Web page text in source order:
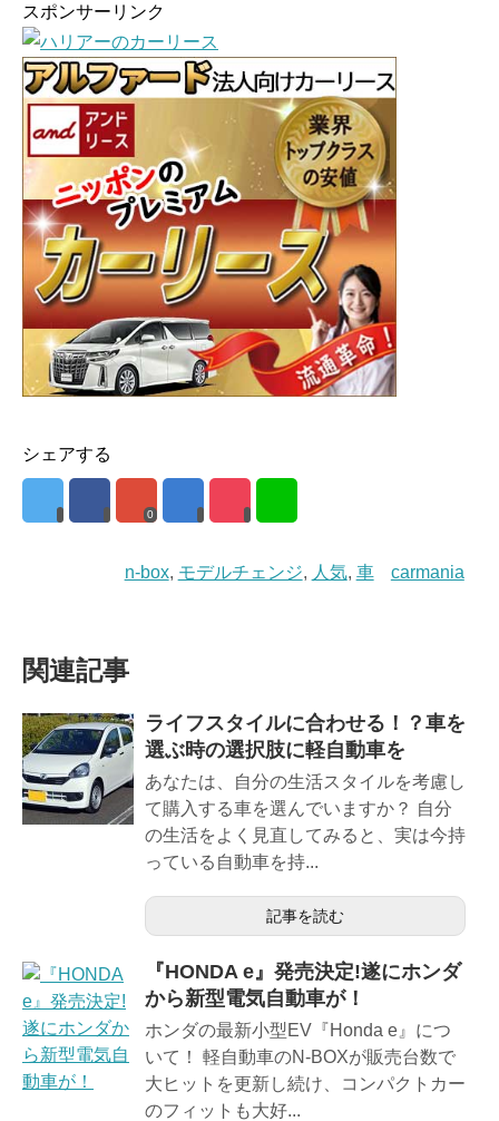
スポンサーリンク
シェアする
0
n-box, モデルチェンジ, 人気, 車 carmania
関連記事
ライフスタイルに合わせる！？車を
選ぶ時の選択肢に軽自動車を
あなたは、自分の生活スタイルを考慮し
て購入する車を選んでいますか？ 自分
の生活をよく見直してみると、実は今持
っている自動車を持...
記事を読む
『HONDA e』発売決定!遂にホンダ
から新型電気自動車が！
ホンダの最新小型EV『Honda e』につ
いて！ 軽自動車のN-BOXが販売台数で
大ヒットを更新し続け、コンパクトカー
のフィットも大好...